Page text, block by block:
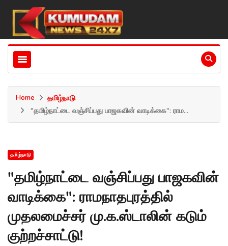
Home
தமிழ்நாடு
"தமிழ்நாட்டை வஞ்சிப்பது பாஜகவின் வாடிக்கை": ராம...
தமிழ்நாடு
"தமிழ்நாட்டை வஞ்சிப்பது பாஜகவின்
வாடிக்கை": ராமநாதபுரத்தில்
முதலமைச்சர் மு.க.ஸ்டாலின் கடும்
குற்றச்சாட்டு!